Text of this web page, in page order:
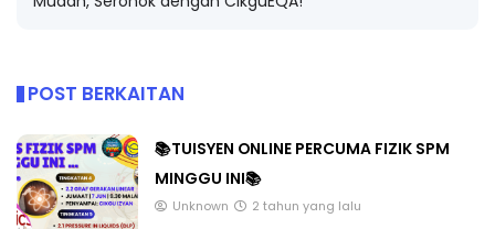
POST BERKAITAN
📚TUISYEN ONLINE PERCUMA FIZIK SPM
MINGGU INI📚
Unknown 2 tahun yang lalu